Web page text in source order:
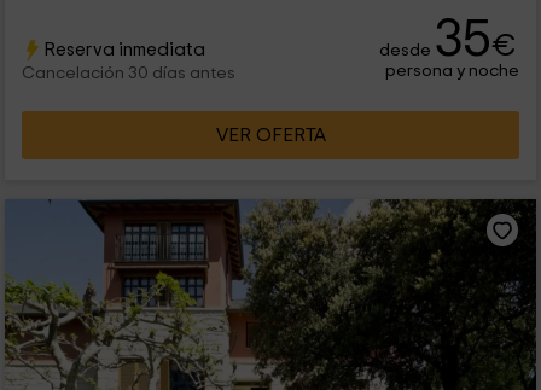
Reserva inmediata
Cancelación 30 días antes
desde 35€
persona y noche
VER OFERTA